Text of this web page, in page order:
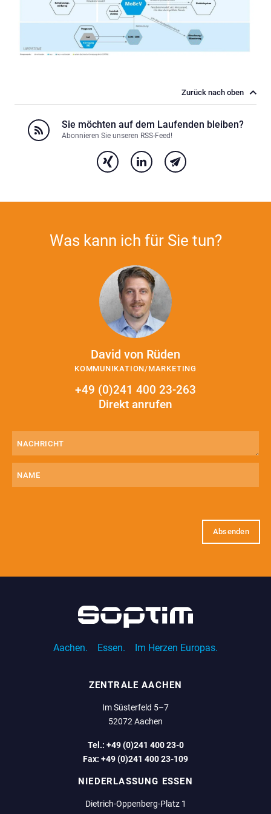
Zurück nach oben
Sie möchten auf dem Laufenden bleiben?
Abonnieren Sie unseren RSS-Feed!
Was kann ich für Sie tun?
David von Rüden
KOMMUNIKATION/MARKETING
+49 (0)241 400 23-263
Direkt anrufen
Aachen. Essen. Im Herzen Europas.
ZENTRALE AACHEN
Im Süsterfeld 5–7
52072 Aachen
Tel.: +49 (0)241 400 23-0
Fax: +49 (0)241 400 23-109
NIEDERLASSUNG ESSEN
Dietrich-Oppenberg-Platz 1